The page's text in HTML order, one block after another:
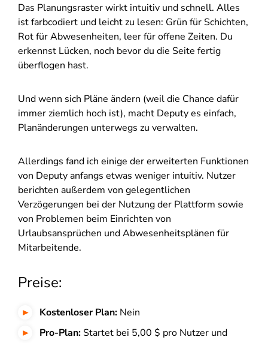
Das Planungsraster wirkt intuitiv und schnell. Alles
ist farbcodiert und leicht zu lesen: Grün für Schichten,
Rot für Abwesenheiten, leer für offene Zeiten. Du
erkennst Lücken, noch bevor du die Seite fertig
überflogen hast.
Und wenn sich Pläne ändern (weil die Chance dafür
immer ziemlich hoch ist), macht Deputy es einfach,
Planänderungen unterwegs zu verwalten.
Allerdings fand ich einige der erweiterten Funktionen
von Deputy anfangs etwas weniger intuitiv. Nutzer
berichten außerdem von gelegentlichen
Verzögerungen bei der Nutzung der Plattform sowie
von Problemen beim Einrichten von
Urlaubsansprüchen und Abwesenheitsplänen für
Mitarbeitende.
Preise:
Kostenloser Plan: Nein
Pro-Plan: Startet bei 5,00 $ pro Nutzer und